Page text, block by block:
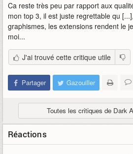
Ca reste très peu par rapport aux
mon top 3, il est juste regrettable qu
graphismes, les extensions rendent le
moi...
J'ai trouvé cette critique utile
Partager Gazouiller
Toutes les critiques de Dark
Réactions